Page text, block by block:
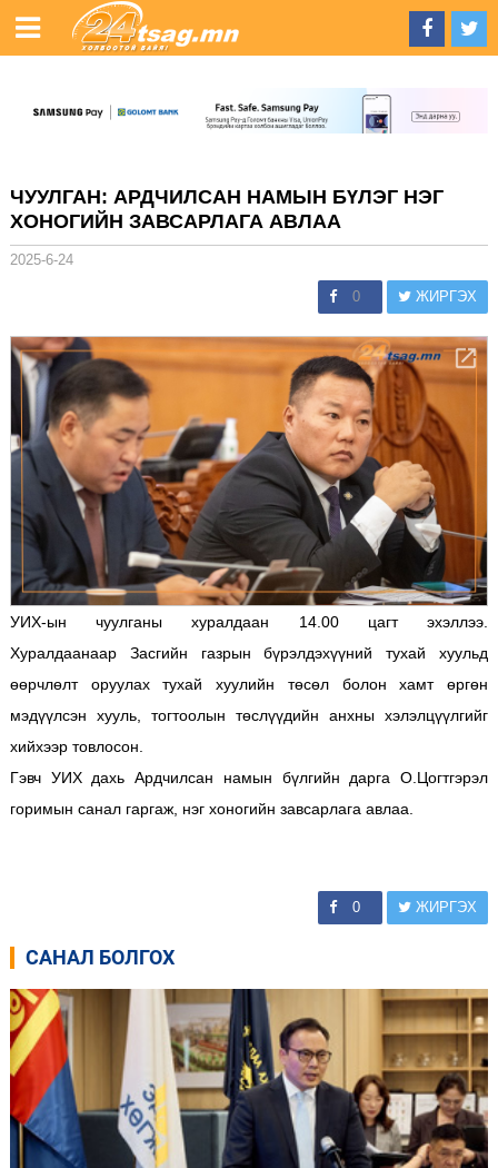
ЧУУЛГАН: АРДЧИЛСАН НАМЫН БҮЛЭГ НЭГ
ХОНОГИЙН ЗАВСАРЛАГА АВЛАА
2025-6-24
0 ЖИРГЭХ
УИХ-ын чуулганы хуралдаан 14.00 цагт эхэллээ.
Хуралдаанаар Засгийн газрын бүрэлдэхүүний тухай хуульд
өөрчлөлт оруулах тухай хуулийн төсөл болон хамт өргөн
мэдүүлсэн хууль, тогтоолын төслүүдийн анхны хэлэлцүүлгийг
хийхээр товлосон.
Гэвч УИХ дахь Ардчилсан намын бүлгийн дарга О.Цогтгэрэл
горимын санал гаргаж, нэг хоногийн завсарлага авлаа.
0 ЖИРГЭХ
САНАЛ БОЛГОХ